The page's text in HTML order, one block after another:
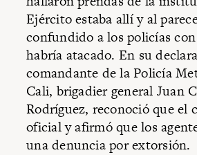
Ejército estaba allí y al
confundido a los policías con
habría atacado. En su
comandante de la Policía
Cali, brigadier general Juan
Rodríguez, reconoció que el
oficial y afirmó que los
una denuncia por extorsión.